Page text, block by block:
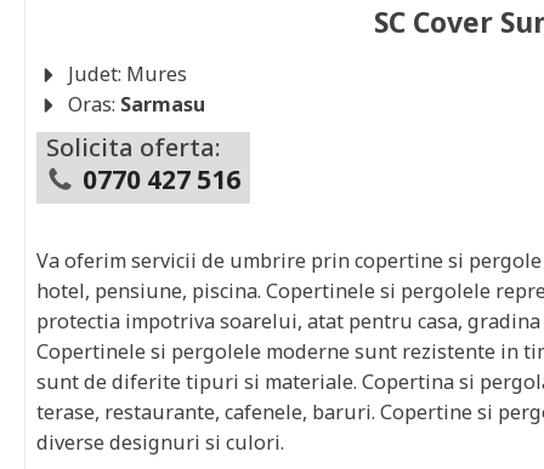
SC Cover
Judet: Mures
Oras: Sarmasu
Solicita oferta:
0770 427 516
Va oferim servicii de umbrire prin copertine si
hotel, pensiune, piscina. Copertinele si pergolele
protectia impotriva soarelui, atat pentru casa,
Copertinele si pergolele moderne sunt rezistente in
sunt de diferite tipuri si materiale. Copertina si
terase, restaurante, cafenele, baruri. Copertine si
diverse designuri si culori.